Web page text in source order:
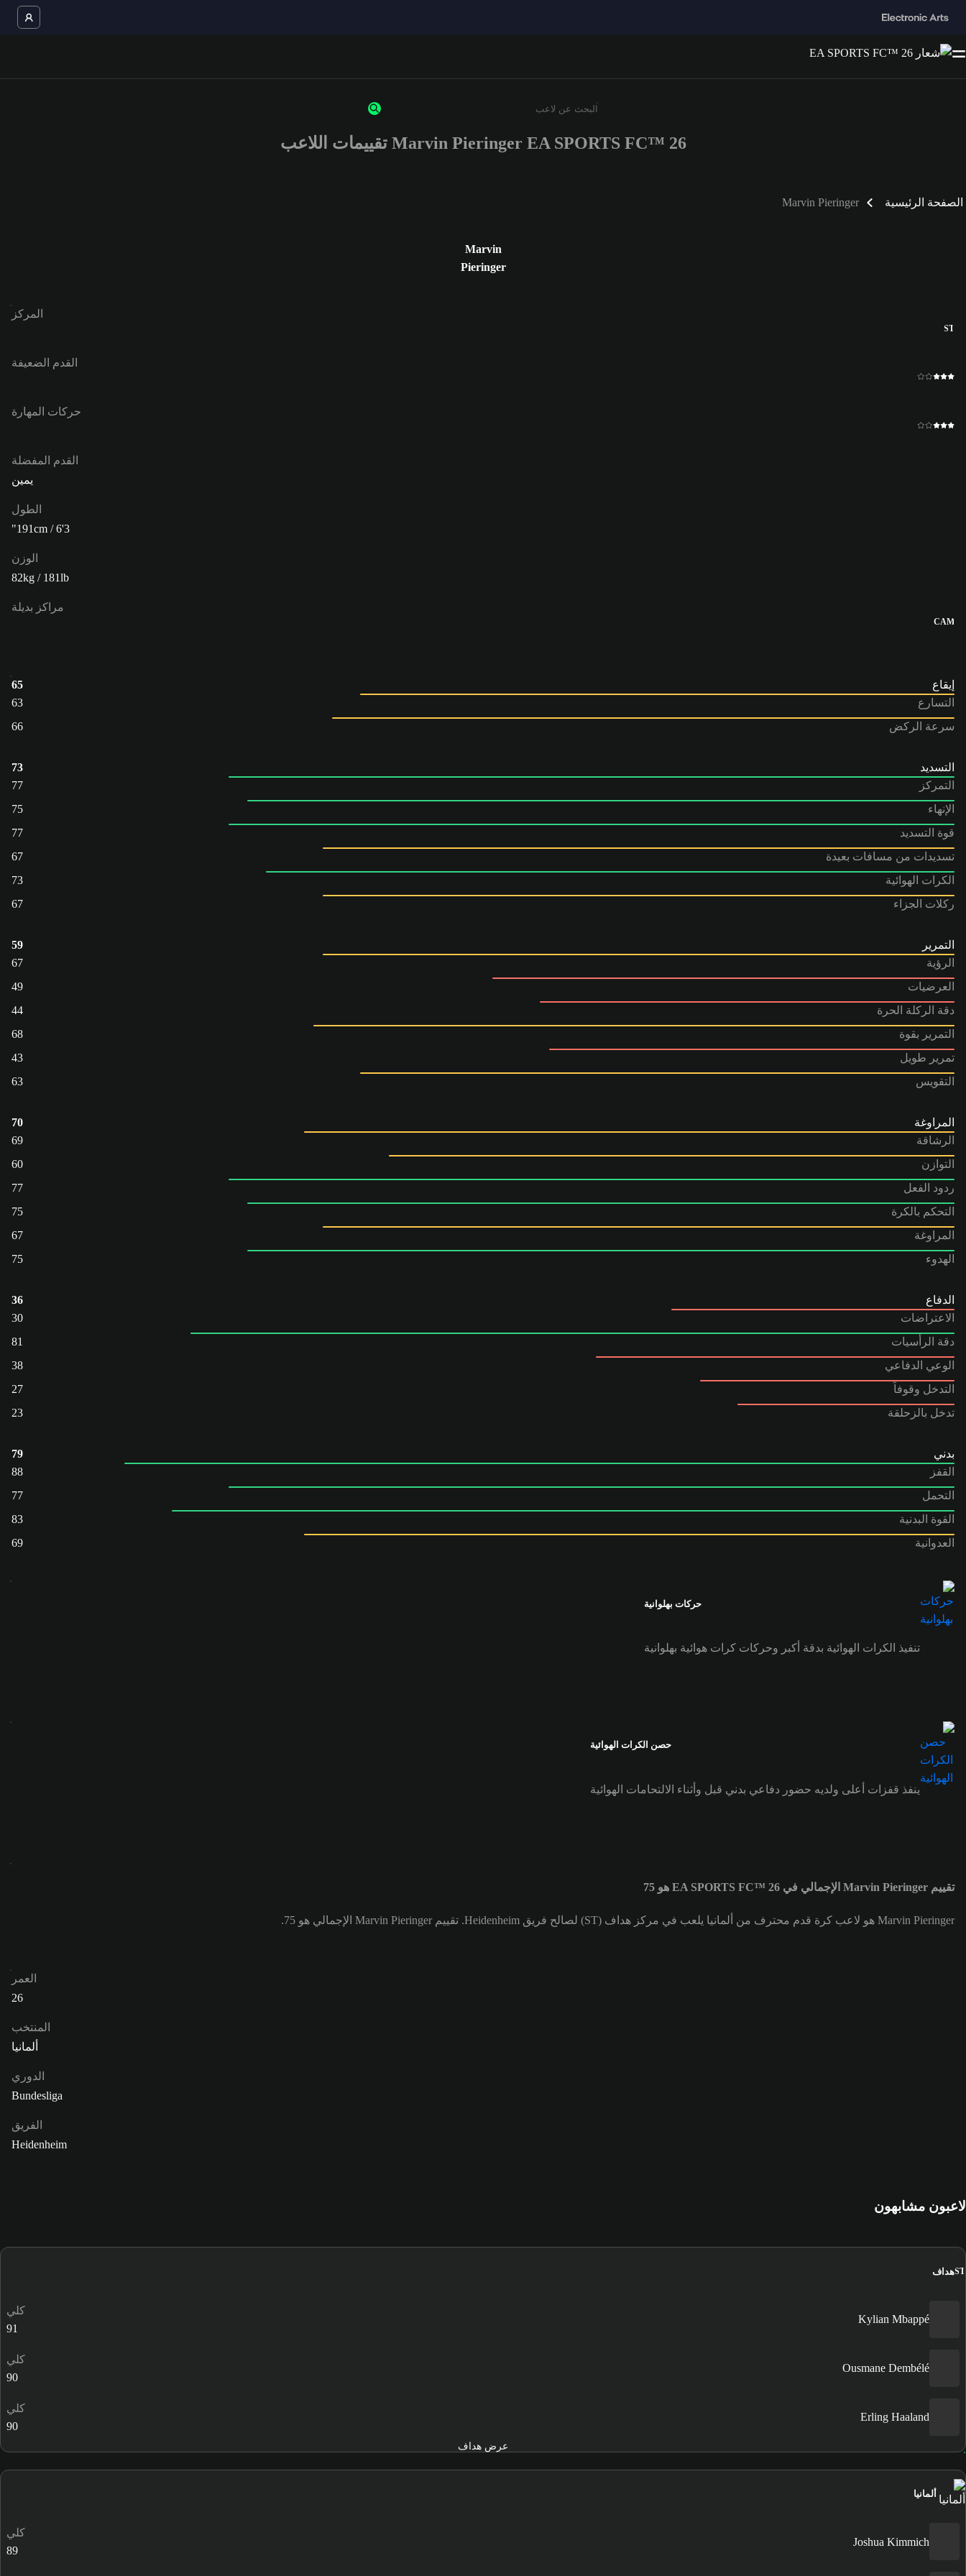
أدخل 3 أحرف أو أرقام على الأقل
Marvin Pieringer EA SPORTS FC™ 26 تقييمات اللاعب
الصفحة الرئيسية Marvin Pieringer
Marvin
Pieringer
المركز
ST
القدم الضعيفة
حركات المهارة
القدم المفضلة
يمين
الطول
191cm / 6'3"
الوزن
82kg / 181lb
مراكز بديلة
CAM
إيقاع
65
التسارع
63
سرعة الركض
66
التسديد
73
التمركز
77
الإنهاء
75
قوة التسديد
77
تسديدات من مسافات بعيدة
67
الكرات الهوائية
73
ركلات الجزاء
67
التمرير
59
الرؤية
67
العرضيات
49
دقة الركلة الحرة
44
التمرير بقوة
68
تمرير طويل
43
التقويس
63
المراوغة
70
الرشاقة
69
التوازن
60
ردود الفعل
77
التحكم بالكرة
75
المراوغة
67
الهدوء
75
الدفاع
36
الاعتراضات
30
دقة الرأسيات
81
الوعي الدفاعي
38
التدخل وقوفاً
27
تدخل بالزحلقة
23
بدني
79
القفز
88
التحمل
77
القوة البدنية
83
العدوانية
69
حركات بهلوانية
تنفيذ الكرات الهوائية بدقة أكبر وحركات كرات هوائية بهلوانية
حصن الكرات الهوائية
ينفذ قفزات أعلى ولديه حضور دفاعي بدني قبل وأثناء الالتحامات الهوائية
تقييم Marvin Pieringer الإجمالي في EA SPORTS FC™ 26 هو 75
Marvin Pieringer هو لاعب كرة قدم محترف من ألمانيا يلعب في مركز هداف (ST) لصالح فريق Heidenheim. تقييم Marvin Pieringer الإجمالي هو 75.
العمر
26
المنتخب
ألمانيا
الدوري
Bundesliga
الفريق
Heidenheim
لاعبون مشابهون
STهداف
Kylian Mbappé
كلي
91
Ousmane Dembélé
كلي
90
Erling Haaland
كلي
90
عرض هداف
ألمانيا
Joshua Kimmich
كلي
89